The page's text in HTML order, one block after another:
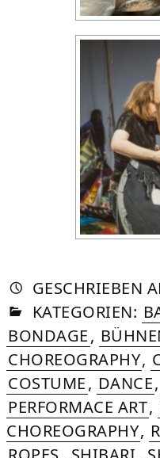
GESCHRIEBEN
IN
KATEGORIEN:
BONDAGE,
CHOREOGRAPHY,
COSTUME, DANCE,
PERFORMACE ART,
CHOREOGRAPHY,